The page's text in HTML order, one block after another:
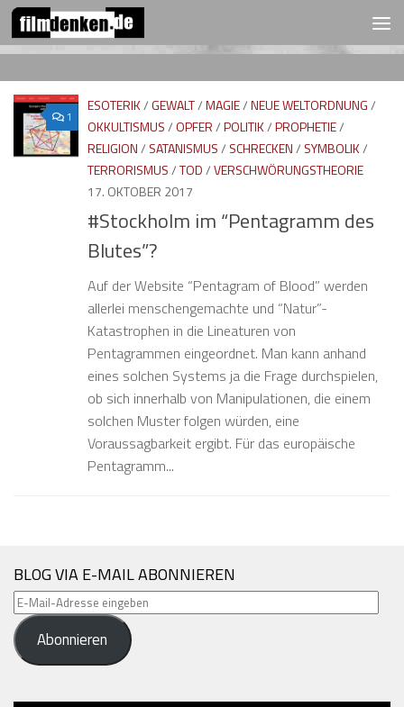
Zum Inhalt springenFOLGEN:
1
ESOTERIK/GEWALT/MAGIE/NEUE WELTORDNUNG/
OKKULTISMUS/OPFER/POLITIK/PROPHETIE/
RELIGION/ SATANISMUS/ SCHRECKEN/ SYMBOLIK/
TERRORISMUS/TOD/VERSCHWÖRUNGSTHEORIE
17. OKTOBER 2017
#Stockholm im “Pentagramm des
Blutes”?
Auf der Website “Pentagram of Blood” werden
allerlei menschengemachte und “Natur”-
Katastrophen in die Lineaturen von
Pentagrammen eingeordnet. Man kann anhand
eines solchen Systems ja die Frage durchspielen,
ob sich innerhalb von Manipulationen, die einem
solchen Muster folgen würden, eine
Voraussagbarkeit ergibt. Für das europäische
Pentagramm...
BLOG VIA E-MAIL ABONNIEREN
E-
Mail-
Adresse
eingeben
Abonnieren